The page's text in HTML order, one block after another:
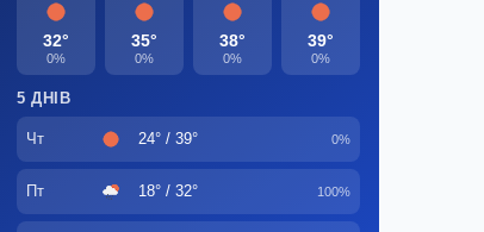
32°
0%
35°
0%
38°
0%
39°
0%
5 ДНІВ
Чт 24° / 39° 0%
Пт 18° / 32° 100%